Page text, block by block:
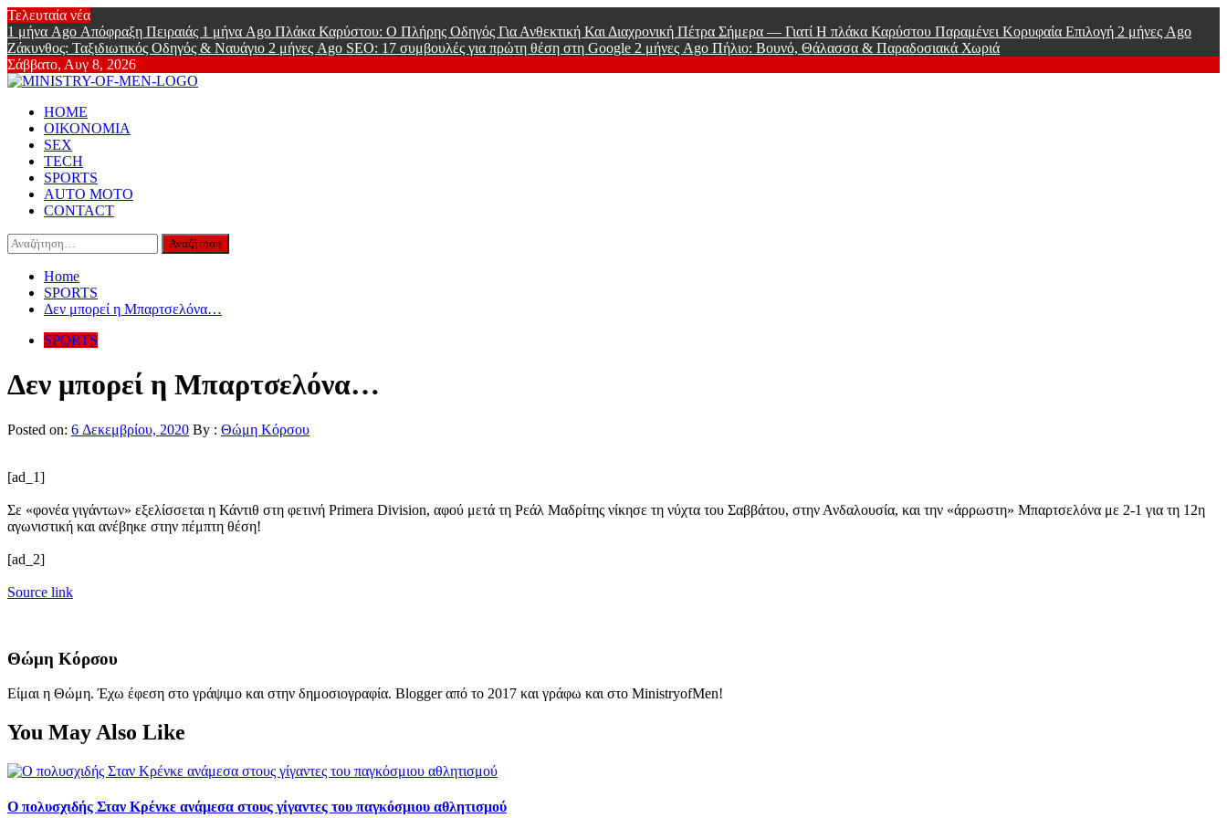
Skip
to
content
Τελευταία νέα
1 μήνα Ago Απόφραξη Πειραιάς 1 μήνα Ago Πλάκα Καρύστου: Ο Πλήρης Οδηγός Για Ανθεκτική Και Διαχρονική Πέτρα Σήμερα — Γιατί Η πλάκα Καρύστου Παραμένει Κορυφαία Επιλογή 2 μήνες Ago
Ζάκυνθος: Ταξιδιωτικός Οδηγός & Ναυάγιο 2 μήνες Ago SEO: 17 συμβουλές για πρώτη θέση στη Google 2 μήνες Ago Πήλιο: Βουνό, Θάλασσα & Παραδοσιακά Χωριά
Σάββατο, Αυγ 8, 2026
Online Lifestyle περιοδικό για Aνδρες
Primary
Menu
HOME
ΟΙΚΟΝΟΜΙΑ
SEX
TECH
SPORTS
AUTO MOTO
CONTACT
Αναζήτηση
για:
Home
SPORTS
Δεν μπορεί η Μπαρτσελόνα…
SPORTS
Δεν μπορεί η Μπαρτσελόνα…
Posted on: 6 Δεκεμβρίου, 2020 By : Θώμη Κόρσου
[ad_1]
Σε «φονέα γιγάντων» εξελίσσεται η Κάντιθ στη φετινή Primera Division, αφού μετά τη Ρεάλ Μαδρίτης νίκησε τη νύχτα του Σαββάτου, στην Ανδαλουσία, και την «άρρωστη» Μπαρτσελόνα με 2-1 για τη 12η
αγωνιστική και ανέβηκε στην πέμπτη θέση!
[ad_2]
Source link
Θώμη Κόρσου
Είμαι η Θώμη. Έχω έφεση στο γράψιμο και στην δημοσιογραφία. Blogger από το 2017 και γράφω και στο MinistryofMen!
You May Also Like
Ο πολυσχιδής Σταν Κρένκε ανάμεσα στους γίγαντες του παγκόσμιου αθλητισμού